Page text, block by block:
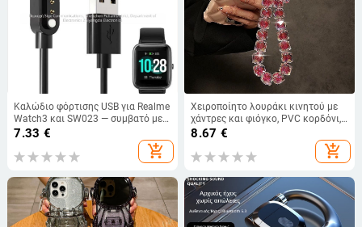
Καλώδιο φόρτισης USB για Realme
Watch3 και SW023 — συμβατό με
IP68, ID205L και SW021 έξυπνα
7.33 €
add_shopping_cart
Χειροποίητο λουράκι κινητού με
χάντρες και φιόγκο, PVC κορδόνι,
πλαστικό κούμπωμα,
8.67 €
add_shopping_cart